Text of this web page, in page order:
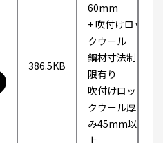
386.5KB
60mm
+ 吹付けロッ
クウール
鋼材寸法制
限有り
吹付けロッ
クウール厚
み45mm以
上